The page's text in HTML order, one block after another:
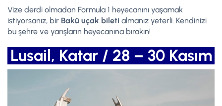
Vize derdi olmadan Formula 1 heyecanını yaşamak
istiyorsanız, bir Bakü uçak bileti almanız yeterli. Kendinizi
bu şehre ve yarışların heyecanına bırakın!
Lusail, Katar / 28 – 30 Kasım